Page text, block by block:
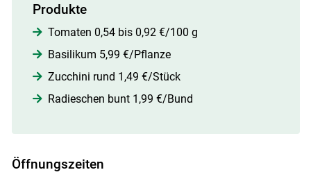
Produkte
Tomaten 0,54 bis 0,92 €/100 g
Basilikum 5,99 €/Pflanze
Zucchini rund 1,49 €/Stück
Radieschen bunt 1,99 €/Bund
Öffnungszeiten